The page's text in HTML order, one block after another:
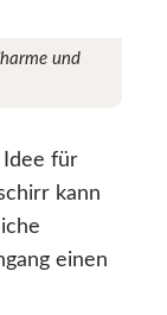
und
Idee für
kann
einen